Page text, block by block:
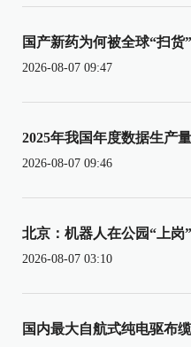
国产新药为何被全球“扫货”
2026-08-07 09:47
2025年我国年度数据生产
2026-08-07 09:46
北京：机器人在公园“上岗”
2026-08-07 03:10
国内最大自航式纯电驱布